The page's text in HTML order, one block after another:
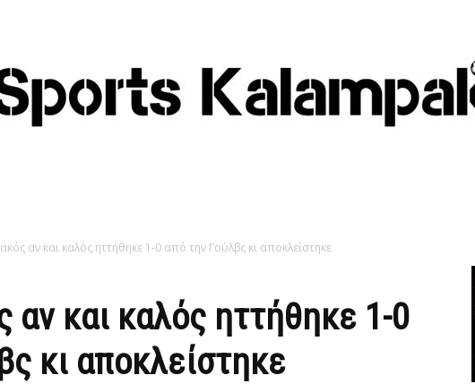
αν και καλός ηττήθηκε 1-0 από την Γούλβς κι αποκλείστηκε
αν και καλός ηττήθηκε 1-0
κι αποκλείστηκε